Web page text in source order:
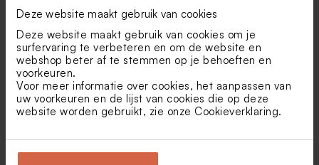
Deze website maakt gebruik van cookies
Deze website maakt gebruik van cookies om je
surfervaring te verbeteren en om de website en
webshop beter af te stemmen op je behoeften en
voorkeuren.
Voor meer informatie over cookies, het aanpassen van
uw voorkeuren en de lijst van cookies die op deze
website worden gebruikt, zie onze Cookieverklaring.
Romantische naamsticker
met kleurrijke bloemen en
initialen in folie (3,7 cm)
Romantisch
ceremonieboekje met
bloemenkrans en initialen in
holografische folie
goudfolie